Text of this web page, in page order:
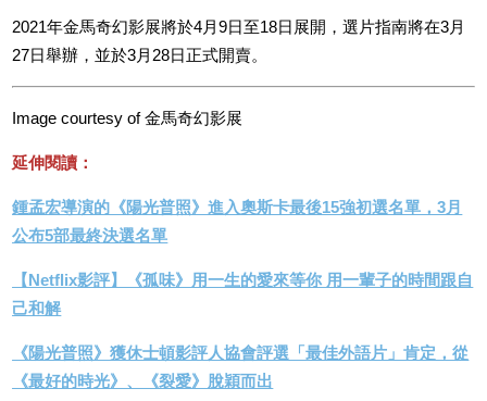
2021年金馬奇幻影展將於4月9日至18日展開，選片指南將在3月
27日舉辦，並於3月28日正式開賣。
Image courtesy of 金馬奇幻影展
延伸閱讀：
鍾孟宏導演的《陽光普照》進入奧斯卡最後15強初選名單，3月
公布5部最終決選名單
【Netflix影評】《孤味》用一生的愛來等你 用一輩子的時間跟自
己和解
《陽光普照》獲休士頓影評人協會評選「最佳外語片」肯定，從
《最好的時光》、《裂愛》脫穎而出